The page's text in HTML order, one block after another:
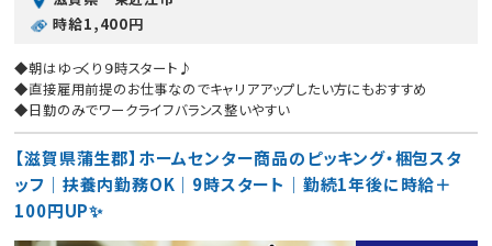
時給1,400円
◆朝はゆっくり９時スタート♪
◆直接雇用前提のお仕事なのでキャリアアップしたい方にもおすすめ
◆日勤のみでワークライフバランス整いやすい
【滋賀県蒲生郡】ホームセンター商品のピッキング・梱包スタ
ッフ｜扶養内勤務OK｜9時スタート｜勤続1年後に時給＋
100円UP✨